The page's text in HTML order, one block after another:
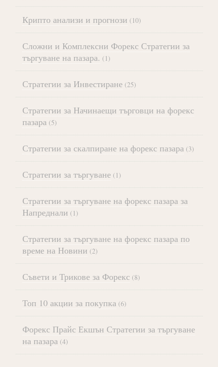
Крипто анализи и прогнози (10)
Сложни и Комплексни Форекс Стратегии за
търгуване на пазара. (1)
Стратегии за Инвестиране (25)
Стратегии за Начинаещи търговци на форекс
пазара (5)
Стратегии за скалпиране на форекс пазара (3)
Стратегии за търгуване (1)
Стратегии за търгуване на форекс пазара за
Напреднали (1)
Стратегии за търгуване на форекс пазара по
време на Новини (2)
Съвети и Трикове за Форекс (8)
Топ 10 акции за покупка (6)
Форекс Прайс Екшън Стратегии за търгуване
на пазара (4)